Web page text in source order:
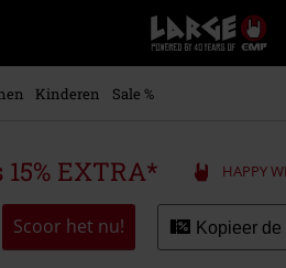
Large
–
Muziek-,
+
kleding
Kinderen Sale %
EXTRA* HAPPY
Scoor het nu! Kopieer de